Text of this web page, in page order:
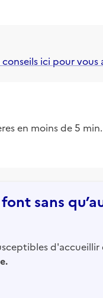
ici pour vous
en moins de 5 min.
sans
d'accueillir